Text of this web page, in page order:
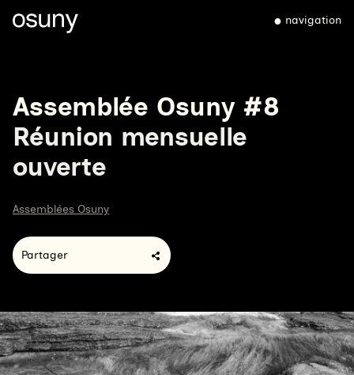
navigation
Assemblée Osuny #8
Réunion mensuelle
ouverte
Assemblées Osuny
Partager